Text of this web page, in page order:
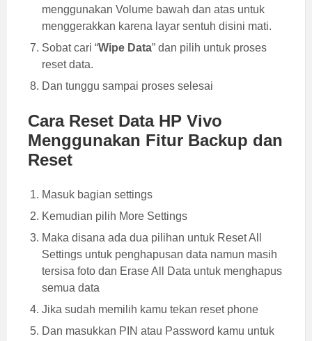
menggunakan Volume bawah dan atas untuk
menggerakkan karena layar sentuh disini mati.
Sobat cari “Wipe Data” dan pilih untuk proses
reset data.
Dan tunggu sampai proses selesai
Cara Reset Data HP Vivo
Menggunakan Fitur Backup dan
Reset
Masuk bagian settings
Kemudian pilih More Settings
Maka disana ada dua pilihan untuk Reset All
Settings untuk penghapusan data namun masih
tersisa foto dan Erase All Data untuk menghapus
semua data
Jika sudah memilih kamu tekan reset phone
Dan masukkan PIN atau Password kamu untuk